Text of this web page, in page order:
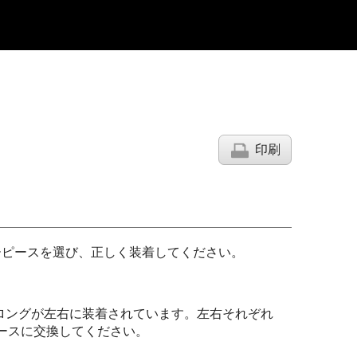
印刷
ースを選び、正しく装着してください。
グが左右に装着されています。左右それぞれ
に交換してください。